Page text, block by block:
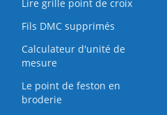
Lire grille point de croix
Fils DMC supprimés
Calculateur d'unité de
mesure
Le point de feston en
broderie